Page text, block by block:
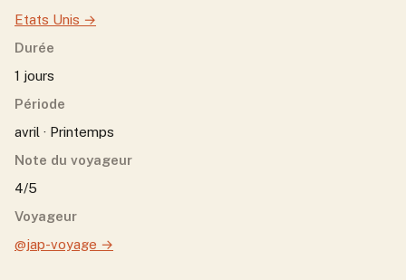
Etats Unis →
Durée
1 jours
Période
avril · Printemps
Note du voyageur
4/5
Voyageur
@jap-voyage →